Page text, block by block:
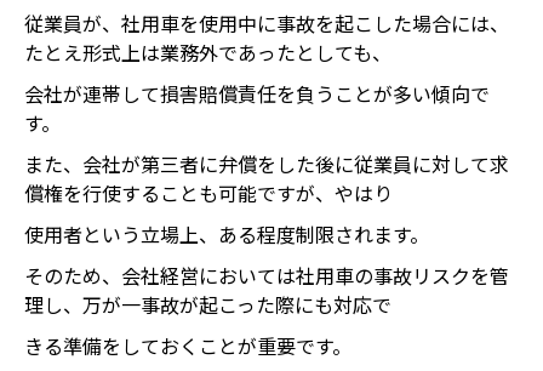
従業員が、社用車を使用中に事故を起こした場合には、
たとえ形式上は業務外であったとしても、
会社が連帯して損害賠償責任を負うことが多い傾向で
す。
また、会社が第三者に弁償をした後に従業員に対して求
償権を行使することも可能ですが、やはり
使用者という立場上、ある程度制限されます。
そのため、会社経営においては社用車の事故リスクを管
理し、万が一事故が起こった際にも対応で
きる準備をしておくことが重要です。